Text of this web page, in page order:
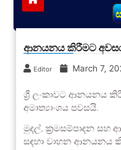
ආනයනය කිරීමට
Editor March 7,
ශ්‍රී ලංකාවට ආනයනය
අමාත්‍යාංශය පවසයි.
මුදල්, ක්‍රමසම්පාදන සහ
සඳහා වාහන ආනයනය